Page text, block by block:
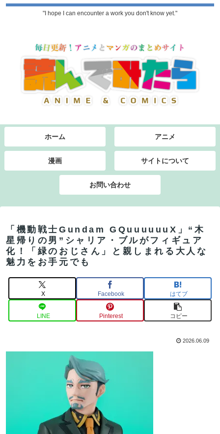
"I hope I can encounter a work you don't know yet."
ホーム アニメ
漫画 サイトについて
お問い合わせ
「機動戦士Gundam GQuuuuuuX」“木
星帰りの男”シャリア・ブルがフィギュア
化！「緑のおじさん」と親しまれる大人な
魅力をお手元でも
X Facebook はてブ
LINE Pinterest コピー
2026.06.09